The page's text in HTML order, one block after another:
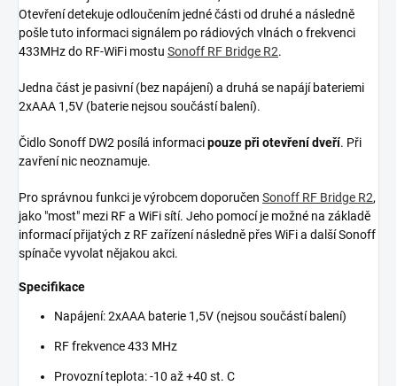
Otevření detekuje odloučením jedné části od druhé a následně
pošle tuto informaci signálem po rádiových vlnách o frekvenci
433MHz do RF-WiFi mostu Sonoff RF Bridge R2.
Jedna část je pasivní (bez napájení) a druhá se napájí bateriemi
2xAAA 1,5V (baterie nejsou součástí balení).
Čidlo Sonoff DW2 posílá informacipouze při otevření dveří. Při
zavření nic neoznamuje.
Pro správnou funkci je výrobcem doporučen Sonoff RF Bridge R2,
jako "most" mezi RF a WiFi sítí. Jeho pomocí je možné na základě
informací přijatých z RF zařízení následně přes WiFi a další Sonoff
spínače vyvolat nějakou akci.
Specifikace
Napájení: 2xAAA baterie 1,5V (nejsou součástí balení)
RF frekvence 433 MHz
Provozní teplota: -10 až +40 st. C